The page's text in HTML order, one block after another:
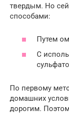
твердым. Но
способами:
Путем
С
По первому
домашних
дорогим.